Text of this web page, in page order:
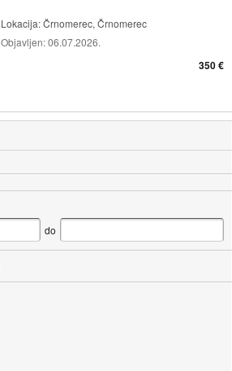
Lokacija:Črnomerec, Črnomerec
Objavljen:06.07.2026.
350 €
do